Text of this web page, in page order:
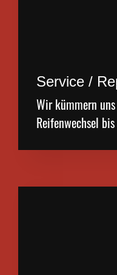
Service /
Wir kümmern
Reifenwechsel